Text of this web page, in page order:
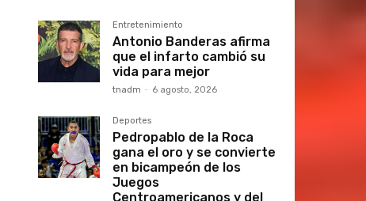
Entretenimiento
Antonio Banderas afirma
que el infarto cambió su
vida para mejor
tnadm - 6 agosto, 2026
Deportes
Pedropablo de la Roca
gana el oro y se convierte
en bicampeón de los
Juegos
Centroamericanos y del